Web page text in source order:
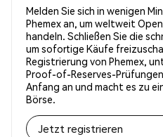
Melden Sie sich in wenigen
Phemex an, um weltweit
handeln. Schließen Sie die
um sofortige Käufe
Registrierung von Phemex,
Proof-of-Reserves-
Anfang an und macht es zu
Börse.
Jetzt registrieren